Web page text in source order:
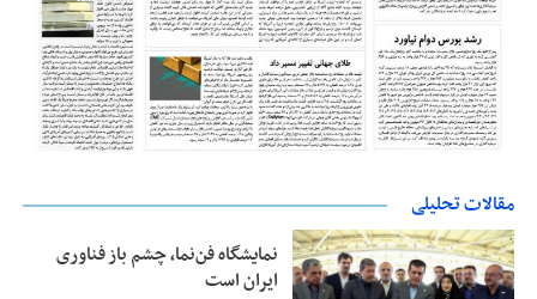
مقالات تحلیلی
نمایشگاه فن‌نما، چشم باز فناوری
ایران است